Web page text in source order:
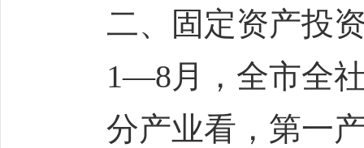
二、固定资产投
1—8月，全市全社
分产业看，第一产